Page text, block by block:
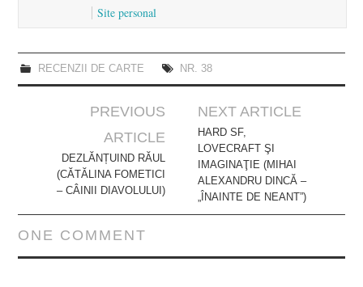
Site personal
RECENZII DE CARTE NR. 38
navigation
PREVIOUS
ARTICLE
DEZLĂNȚUIND RĂUL
(CĂTĂLINA FOMETICI
– CÂINII DIAVOLULUI)
NEXT ARTICLE
HARD SF,
LOVECRAFT ŞI
IMAGINAŢIE (MIHAI
ALEXANDRU DINCĂ –
„ÎNAINTE DE NEANT”)
ONE COMMENT